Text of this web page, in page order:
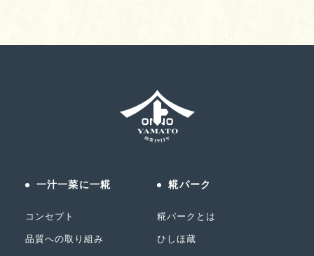
一汁一菜に一糀
コンセプト
品質への取り組み
糀パーク
糀パークとは
ひしほ蔵